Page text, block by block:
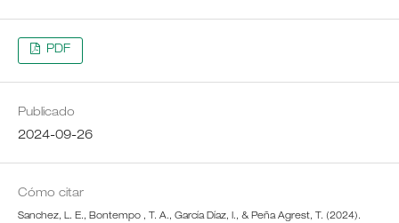
PDF
Publicado
2024-09-26
Cómo citar
Sanchez, L. E., Bontempo , T. A., García Díaz, I., & Peña Agrest, T. (2024).